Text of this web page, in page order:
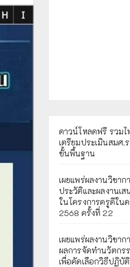
ดาวน์โหลดฟรี รวมไ
เตรียมประเมินสมศ.
ขั้นพื้นฐาน
เผยแพร่ผลงานวิชา
ประวัติและผลงานเ
ในโครงการครูดีใน
2568 ครั้งที่ 22
เผยแพร่ผลงานวิชา
ผลการจัดทำนวัตกร
เพื่อคัดเลือกวิธีปฏิบั